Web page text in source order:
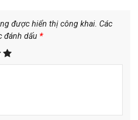
được hiển thị công khai. Các
đánh dấu *